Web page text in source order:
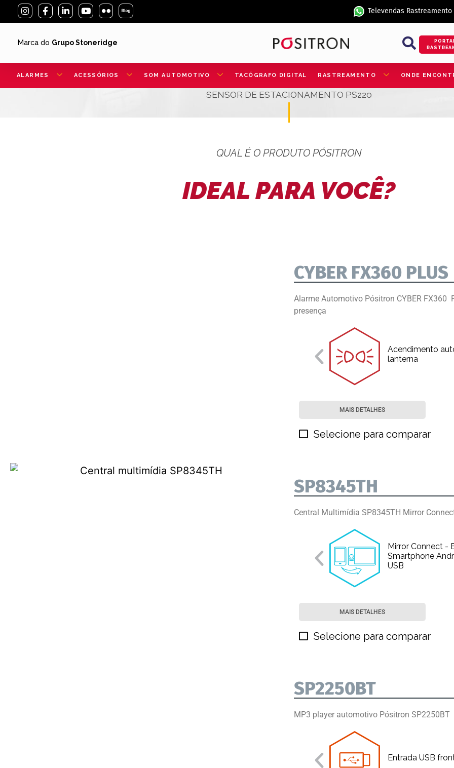
Televendas
Marca do Grupo Stoneridge
ALARMES ACESSÓRIOS SOM AUTOMOTIVO TACÓGRAFO DIGITAL RASTREAMENTO ONDE
SENSOR DE ESTACIONAMENTO PS220
QUAL É O PRODUTO PÓSITRON
IDEAL PARA VOCÊ?
CYBER FX360 PLUS
Alarme Automotivo Pósitron CYBER FX360
presença
Acendimento
lanterna
MAIS DETALHES
Selecione para comparar
SP8345TH
Central Multimídia SP8345TH Mirror
Mirror Connect -
Smartphone
USB
MAIS DETALHES
Selecione para comparar
SP2250BT
MP3 player automotivo Pósitron SP2250BT
Entrada USB